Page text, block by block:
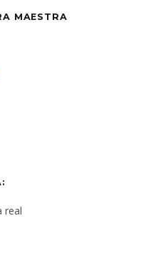
MAESTRA
real